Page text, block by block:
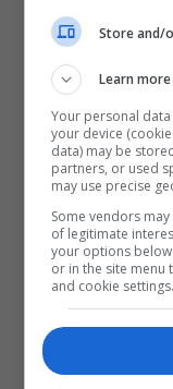
Store and/
Learn more
Your personal
your device
data) may be
partners, or used
may use precise
Some vendors
of legitimate
your options
or in the site menu
and cookie settings.